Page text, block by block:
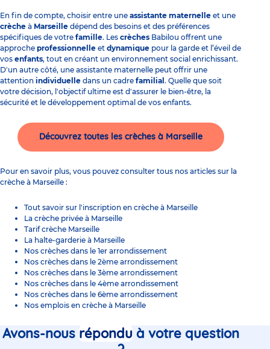
En fin de compte, choisir entre une assistante maternelle et une
crèche à Marseille dépend des besoins et des préférences
spécifiques de votre famille. Les crèches Babilou offrent une
approche professionnelle et dynamique pour la garde et l’éveil de
vos enfants, tout en créant un environnement social enrichissant.
D'un autre côté, une assistante maternelle peut offrir une
attention individuelle dans un cadre familial . Quelle que soit
votre décision, l'objectif ultime est d'assurer le bien-être, la
sécurité et le développement optimal de vos enfants.
Découvrez toutes les crèches à Marseille
Pour en savoir plus, vous pouvez consulter tous nos articles sur la
crèche à Marseille :
Tout savoir sur l'inscription en crèche à Marseille
La crèche privée à Marseille
Tarif crèche Marseille
La halte-garderie à Marseille
Nos crèches dans le 1er arrondissement
Nos crèches dans le 2ème arrondissement
Nos crèches dans le 3ème arrondissement
Nos crèches dans le 4ème arrondissement
Nos crèches dans le 6ème arrondissement
Nos emplois en crèche à Marseille
Avons-nous réponduà votre question